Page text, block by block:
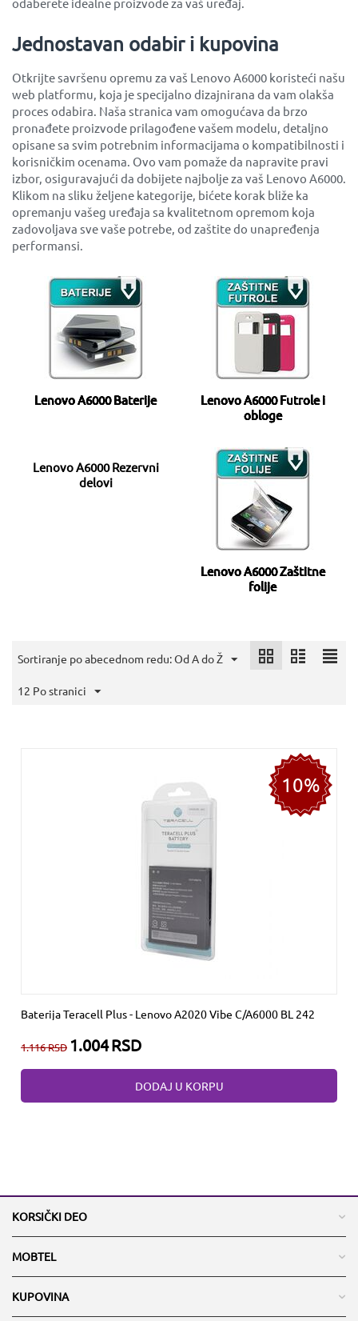
Jednostavan odabir i kupovina
Otkrijte savršenu opremu za vaš Lenovo A6000 koristeći našu
web platformu, koja je specijalno dizajnirana da vam olakša
proces odabira. Naša stranica vam omogućava da brzo
pronađete proizvode prilagođene vašem modelu, detaljno
opisane sa svim potrebnim informacijama o kompatibilnosti i
korisničkim ocenama. Ovo vam pomaže da napravite pravi
izbor, osiguravajući da dobijete najbolje za vaš Lenovo A6000.
Klikom na sliku željene kategorije, bićete korak bliže ka
opremanju vašeg uređaja sa kvalitetnom opremom koja
zadovoljava sve vaše potrebe, od zaštite do unapređenja
performansi.
Lenovo A6000 Baterije
Lenovo A6000 Futrole i
obloge
Lenovo A6000 Rezervni
delovi
Lenovo A6000 Zaštitne
folije
Sortiranje po abecednom redu: Od A do Ž
12 Po stranici
10%
Baterija Teracell Plus - Lenovo A2020 Vibe C/A6000 BL 242
1.116RSD 1.004RSD
DODAJ U KORPU
KORSIČKI DEO
MOBTEL
KUPOVINA